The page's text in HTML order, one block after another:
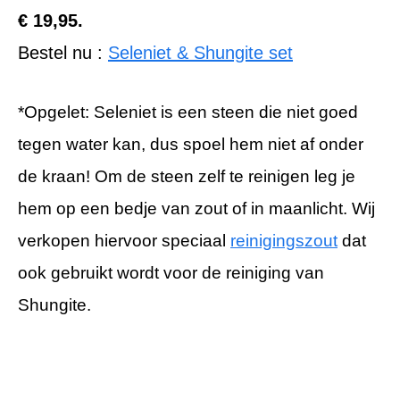
€ 19,95.
Bestel nu : Seleniet & Shungite set
*Opgelet: Seleniet is een steen die niet goed
tegen water kan, dus spoel hem niet af onder
de kraan! Om de steen zelf te reinigen leg je
hem op een bedje van zout of in maanlicht. Wij
verkopen hiervoor speciaal reinigingszout dat
ook gebruikt wordt voor de reiniging van
Shungite.